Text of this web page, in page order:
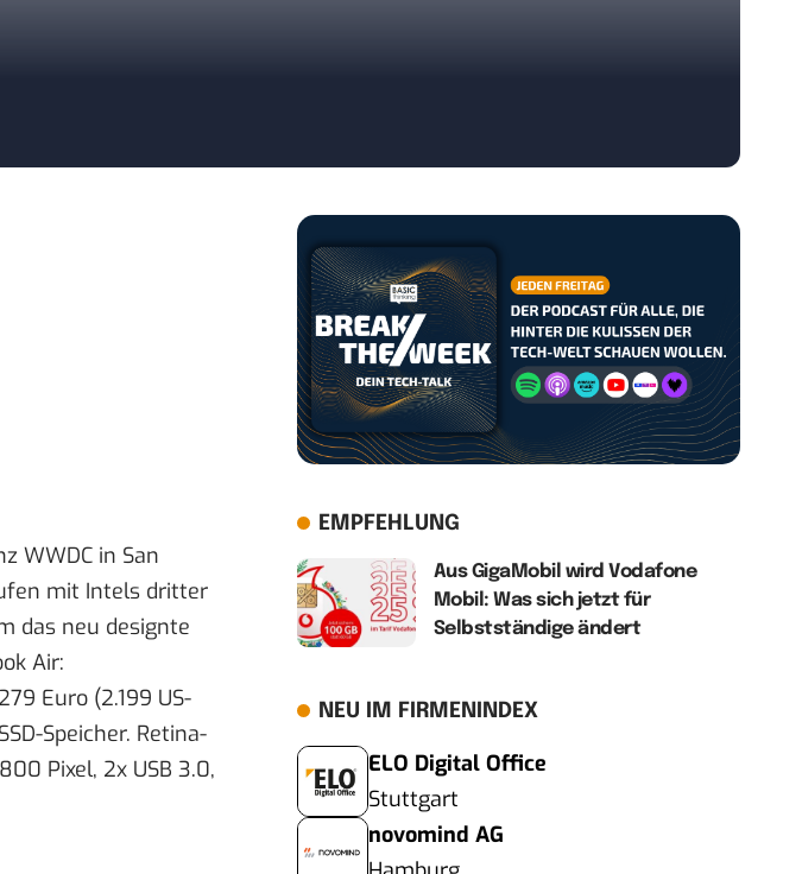
WWDC in San
mit Intels dritter
das neu designte
Air:
Euro (2.199 US-
Speicher. Retina-
Pixel, 2x USB 3.0,
EMPFEHLUNG
Aus GigaMobil wird Vodafone
Mobil: Was sich jetzt für
Selbstständige ändert
NEU IM FIRMENINDEX
ELO Digital Office
Stuttgart
novomind AG